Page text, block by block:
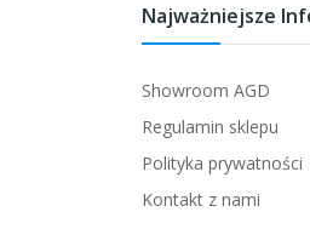
Najważniejsze
Showroom AGD
Regulamin sklepu
Polityka prywatności
Kontakt z nami